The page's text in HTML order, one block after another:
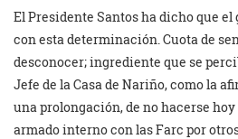
El Presidente Santos ha dicho que
con esta determinación. Cuota de
desconocer; ingrediente que se
Jefe de la Casa de Nariño, como la
una prolongación, de no hacerse
armado interno con las Farc por